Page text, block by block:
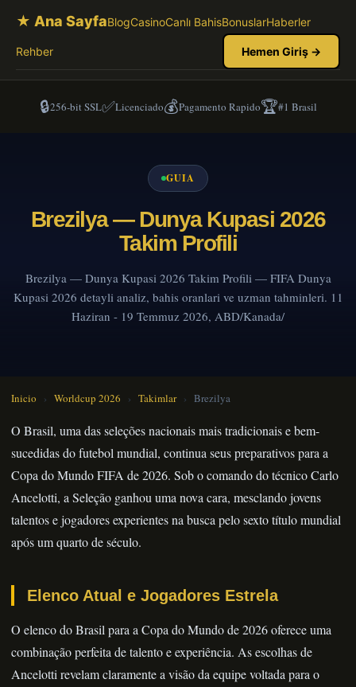
★ Ana SayfaBlogCasinoCanlı BahisBonuslarHaberler
Rehber Hemen Giriş →
🔒256-bit SSL✅Licenciado💰Pagamento Rapido🏆#1 Brasil
GUIA
Brezilya — Dunya Kupasi 2026
Takim Profili
Brezilya — Dunya Kupasi 2026 Takim Profili — FIFA Dunya
Kupasi 2026 detayli analiz, bahis oranlari ve uzman tahminleri. 11
Haziran - 19 Temmuz 2026, ABD/Kanada/
Inicio › Worldcup 2026 › Takimlar › Brezilya
O Brasil, uma das seleções nacionais mais tradicionais e bem-
sucedidas do futebol mundial, continua seus preparativos para a
Copa do Mundo FIFA de 2026. Sob o comando do técnico Carlo
Ancelotti, a Seleção ganhou uma nova cara, mesclando jovens
talentos e jogadores experientes na busca pelo sexto título mundial
após um quarto de século.
Elenco Atual e Jogadores Estrela
O elenco do Brasil para a Copa do Mundo de 2026 oferece uma
combinação perfeita de talento e experiência. As escolhas de
Ancelotti revelam claramente a visão da equipe voltada para o